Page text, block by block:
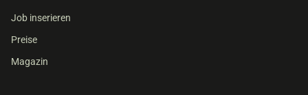
Job inserieren
Preise
Magazin